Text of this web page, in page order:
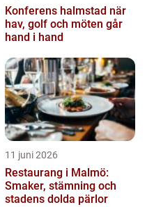
Konferens halmstad när
hav, golf och möten går
hand i hand
11 juni 2026
Restaurang i Malmö:
Smaker, stämning och
stadens dolda pärlor